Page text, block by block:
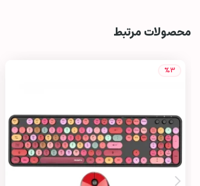
محصولات مرتبط
%3